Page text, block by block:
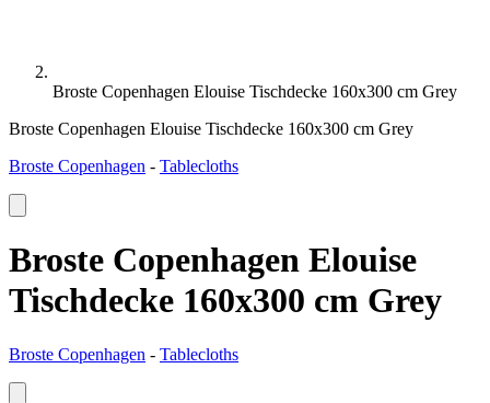
Broste Copenhagen Elouise Tischdecke 160x300 cm Grey
Broste Copenhagen Elouise Tischdecke 160x300 cm Grey
Broste Copenhagen - Tablecloths
Broste Copenhagen Elouise
Tischdecke 160x300 cm Grey
Broste Copenhagen - Tablecloths